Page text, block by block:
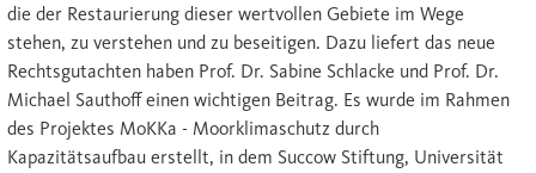
die der Restaurierung dieser wertvollen Gebiete im Wege
stehen, zu verstehen und zu beseitigen. Dazu liefert das neue
Rechtsgutachten haben Prof. Dr. Sabine Schlacke und Prof. Dr.
Michael Sauthoff einen wichtigen Beitrag. Es wurde im Rahmen
des Projektes MoKKa - Moorklimaschutz durch
Kapazitätsaufbau erstellt, in dem Succow Stiftung, Universität